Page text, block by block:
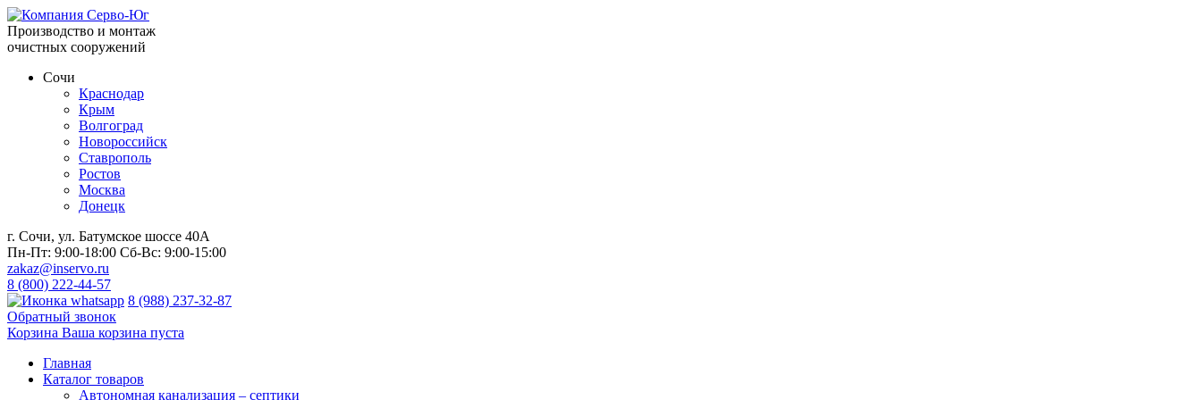
Производство и монтаж
очистных сооружений
Сочи
Краснодар
Крым
Волгоград
Новороссийск
Ставрополь
Ростов
Москва
Донецк
г. Сочи, ул. Батумское шоссе 40А
Пн-Пт: 9:00-18:00 Сб-Вс: 9:00-15:00
zakaz@inservo.ru
8 (800) 222-44-57
8 (988) 237-32-87
Обратный звонок
Корзина Ваша корзина пуста
Главная
Каталог товаров
Автономная канализация – септики